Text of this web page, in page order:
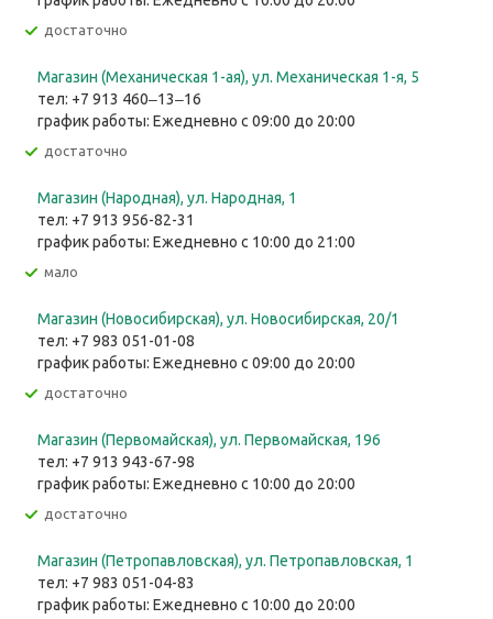
Достаточно
Магазин (Механическая 1-ая), ул. ​Механическая 1-я, 5
тел: +7 913 460‒13‒16
график работы: Ежедневно с 09:00 до 20:00
Достаточно
Магазин (Народная), ул. Народная, 1
тел: +7 913 956-82-31
график работы: Ежедневно с 10:00 до 21:00
Мало
Магазин (Новосибирская), ул. Новосибирская, 20/1
тел: +7 983 051-01-08
график работы: Ежедневно с 09:00 до 20:00
Достаточно
Магазин (Первомайская), ул. Первомайская, 196
тел: +7 913 943-67-98
график работы: Ежедневно с 10:00 до 20:00
Достаточно
Магазин (Петропавловская), ул. Петропавловская, 1
тел: +7 983 051-04-83
график работы: Ежедневно с 10:00 до 20:00